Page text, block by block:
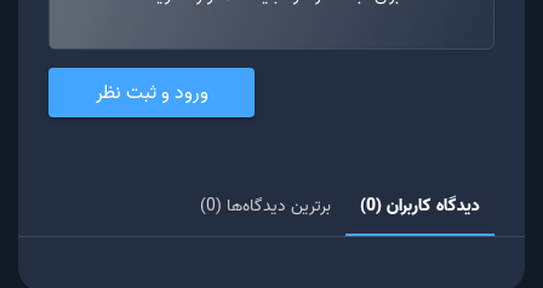
ورود و ثبت نظر
دیدگاه کاربران (0) برترین دیدگاه‌ها (0)